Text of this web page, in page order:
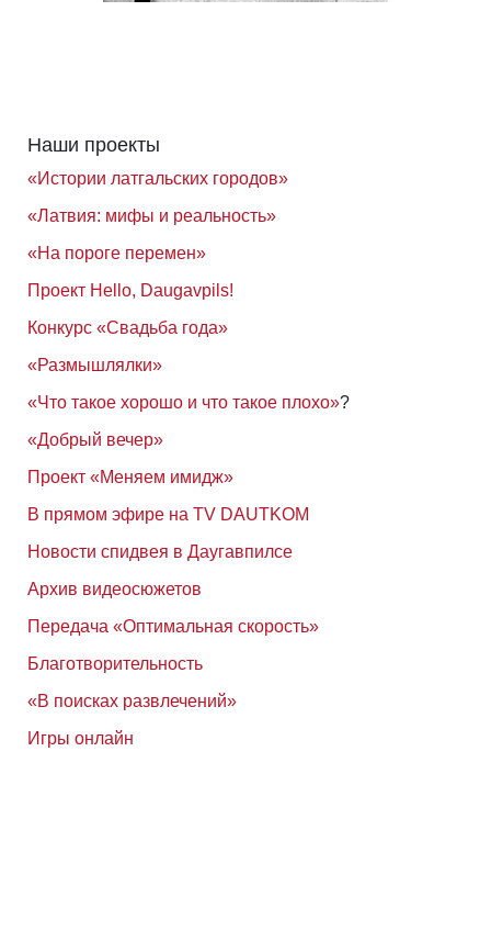
Наши проекты
«Истории латгальских городов»
«Латвия: мифы и реальность»
«На пороге перемен»
Проект Hello, Daugavpils!
Конкурс «Свадьба года»
«Размышлялки»
«Что такое хорошо и что такое плохо»?
«Добрый вечер»
Проект «Меняем имидж»
В прямом эфире на TV DAUTKOM
Новости спидвея в Даугавпилсе
Архив видеосюжетов
Передача «Оптимальная скорость»
Благотворительность
«В поисках развлечений»
Игры онлайн